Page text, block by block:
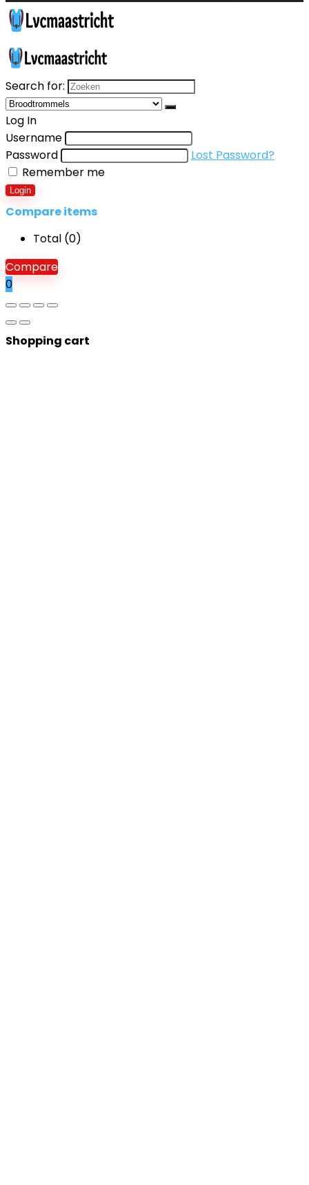
Search for:
Log In
Username
Password
Lost Password?
Remember me
Login
Compare items
Total (0)
Compare
0
Shopping cart